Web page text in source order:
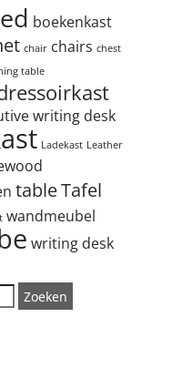
boekenkast
chair chairs chest
table
writing desk
Ladekast Leather
tableTafel
wandmeubel
writing desk
Zoeken